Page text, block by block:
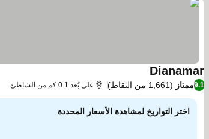
Dianamar
9.1ممتاز (1,661 من النقاط) على بُعد 0.1 كم من الشاطئ
اختر التواريخ لمشاهدة الأسعار المحددة